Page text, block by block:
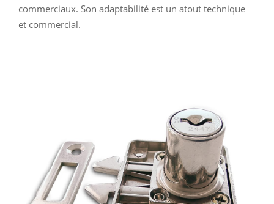
commerciaux. Son adaptabilité est un atout technique
et commercial.